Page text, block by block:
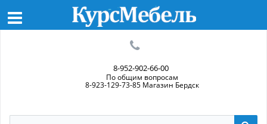
8-952-902-66-00
По общим вопросам
8-923-129-73-85 Магазин Бердск